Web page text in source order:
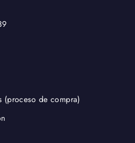
(proceso de compra)